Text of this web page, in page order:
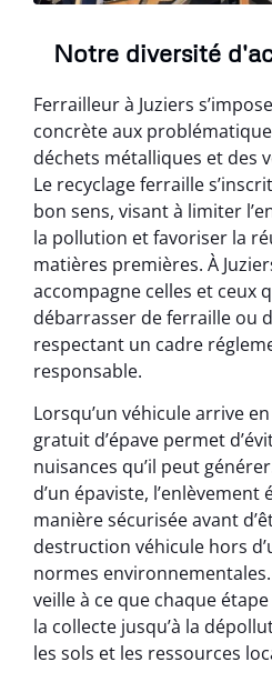
Notre diversité
Ferrailleur à Juziers
concrète aux
déchets métalliques et des
Le recyclage ferraille
bon sens, visant à limiter
la pollution et favoriser la
matières premières. À
accompagne celles et ceux
débarrasser de ferraille ou
respectant un cadre
responsable.
Lorsqu’un véhicule arrive
gratuit d’épave permet
nuisances qu’il peut
d’un épaviste, l’enlèvement
manière sécurisée avant
destruction véhicule hors
normes
veille à ce que chaque
la collecte jusqu’à la
les sols et les ressources